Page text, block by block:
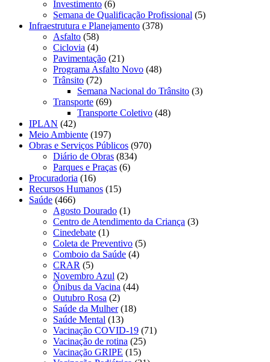
Investimento (6)
Semana de Qualificação Profissional (5)
Infraestrutura e Planejamento (378)
Asfalto (58)
Ciclovia (4)
Pavimentação (21)
Programa Asfalto Novo (48)
Trânsito (72)
Semana Nacional do Trânsito (3)
Transporte (69)
Transporte Coletivo (48)
IPLAN (42)
Meio Ambiente (197)
Obras e Serviços Públicos (970)
Diário de Obras (834)
Parques e Praças (6)
Procuradoria (16)
Recursos Humanos (15)
Saúde (466)
Agosto Dourado (1)
Centro de Atendimento da Criança (3)
Cinedebate (1)
Coleta de Preventivo (5)
Comboio da Saúde (4)
CRAR (5)
Novembro Azul (2)
Ônibus da Vacina (44)
Outubro Rosa (2)
Saúde da Mulher(18)
Saúde Mental (13)
Vacinação COVID-19 (71)
Vacinação de rotina (25)
Vacinação GRIPE (15)